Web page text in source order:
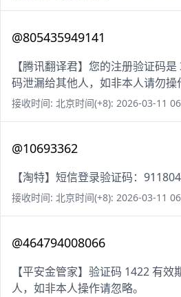
@805435949141
【腾讯翻译君】您的注册验证码
码泄漏给其他人，如非本人请勿操
接收时间: 北京时间(+8): 2026-03-11
@10693362
【淘特】短信登录验证码：
接收时间: 北京时间(+8): 2026-03-11
@464794008066
【平安金管家】验证码 1422 有
人，如非本人操作请忽略。